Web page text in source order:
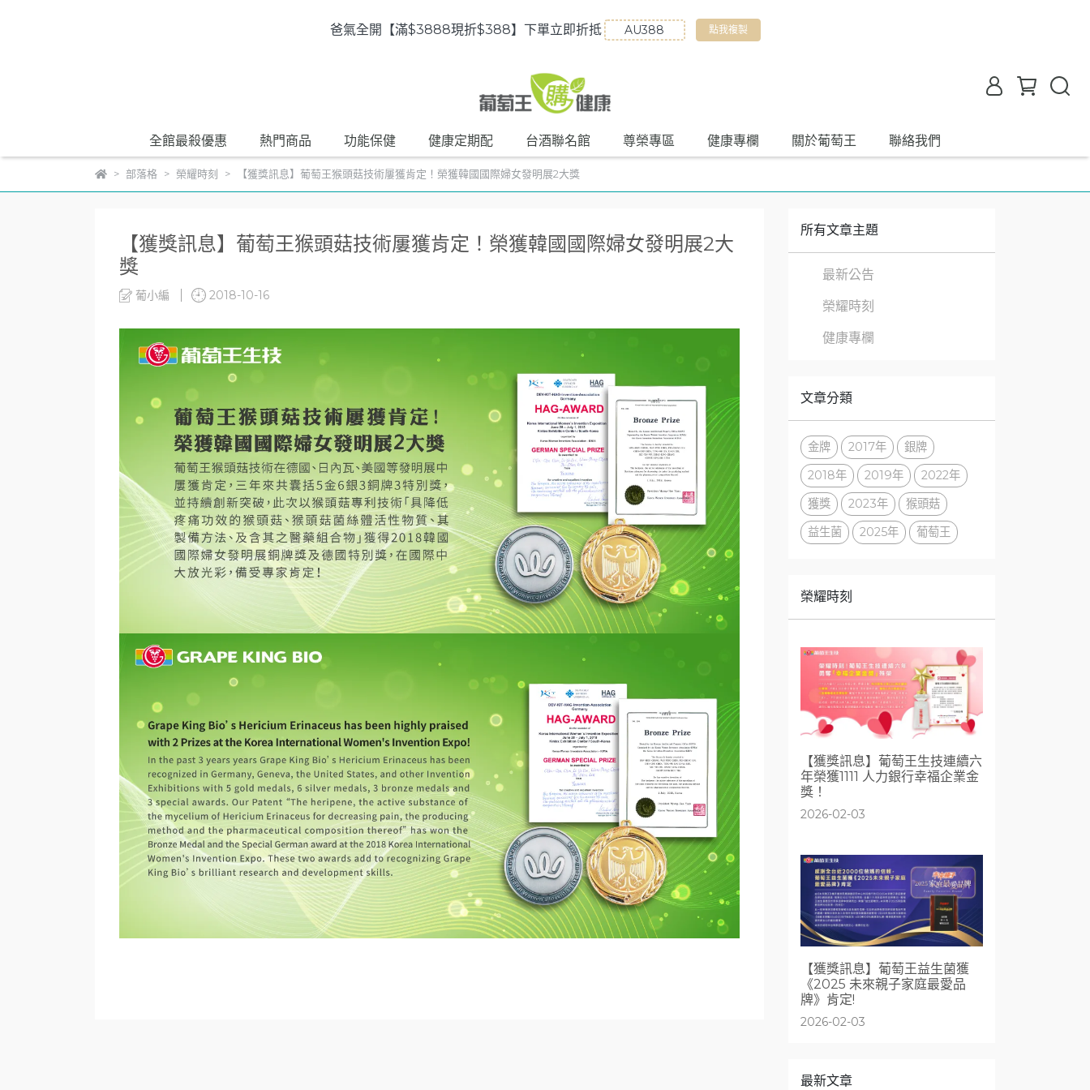
爸氣全開【滿$3888現折$388】下單立即折抵 點我複製
全館最殺優惠 熱門商品 功能保健 健康定期配 台酒聯名館 尊榮專區 健康專欄 關於葡萄王 聯絡我們
部落格 榮耀時刻 【獲獎訊息】葡萄王猴頭菇技術屢獲肯定！榮獲韓國國際婦女發明展2大獎
【獲獎訊息】葡萄王猴頭菇技術屢獲肯定！榮獲韓國國際婦女發明展2大
獎
葡小編 2018-10-16
所有文章主題
最新公告
榮耀時刻
健康專欄
文章分類
金牌 2017年
銀牌
2018年
2019年
2022年
獲獎
2023年
猴頭菇
益生菌
2025年 葡萄王
榮耀時刻
【獲獎訊息】葡萄王生技連續六
年榮獲1111 人力銀行幸福企業金
獎！
2026-02-03
【獲獎訊息】葡萄王益生菌獲
《2025 未來親子家庭最愛品
牌》肯定!
2026-02-03
最新文章